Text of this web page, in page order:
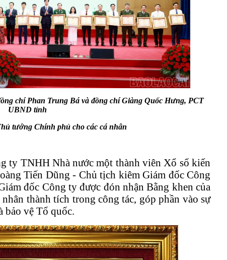
chí Phan Trung Bá và đồng chí Giàng Quốc Hưng, PCT
UBND tỉnh
tướng Chính phủ cho các cá nhân
ty TNHH Nhà nước một thành viên Xổ số kiến
Tiến Dũng - Chủ tịch kiêm Giám đốc Công
đốc Công ty được đón nhận Bằng khen của
thành tích trong công tác, góp phần vào sự
bảo vệ Tổ quốc.